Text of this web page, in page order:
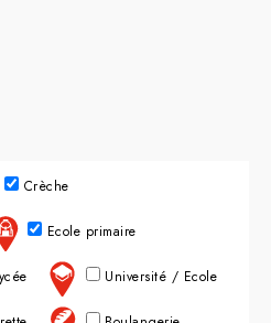
Crèche
Ecole primaire
Université / Ecole